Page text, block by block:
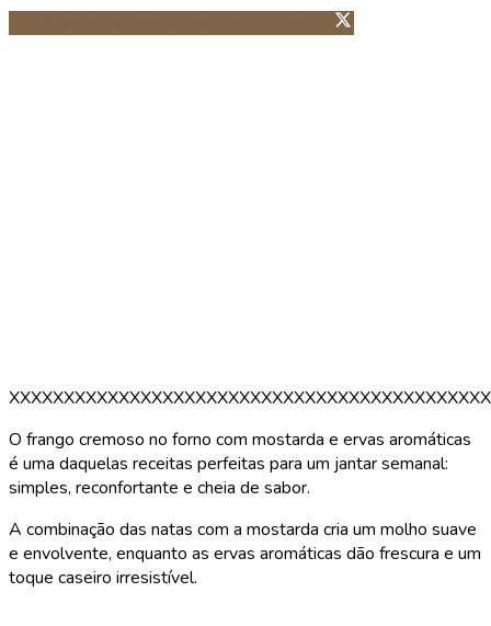
Guardar no Pinterest
O frango cremoso no forno com mostarda e ervas aromáticas
é uma daquelas receitas perfeitas para um jantar semanal:
simples, reconfortante e cheia de sabor.
A combinação das natas com a mostarda cria um molho suave
e envolvente, enquanto as ervas aromáticas dão frescura e um
toque caseiro irresistível.